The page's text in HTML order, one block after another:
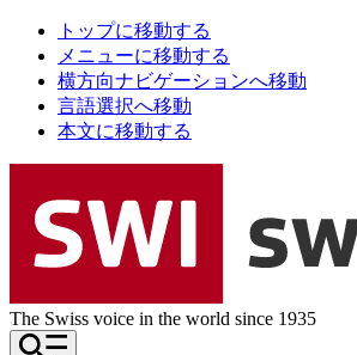
トップに移動する
メニューに移動する
横方向ナビゲーションへ移動
言語選択へ移動
本文に移動する
The Swiss voice in the world since 1935